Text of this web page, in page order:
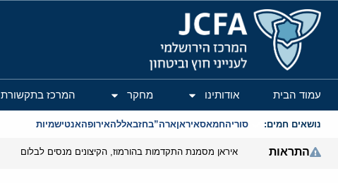
המרכז הירושלמי לענייני חוץ וביטחון
עמוד הבית אודותינו מחקר המרכז בתקשורת
נושאים חמים: סוריהחמאסאיראןארה”בחזבאללהאירופהאנטישמיות
התראות איראן מסמנת התקדמות בהורמוז, הקיצונים מנסים לבלום